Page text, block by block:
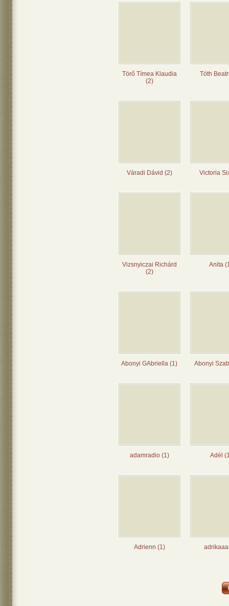
Törő Tímea Klaudia
(2)
Tóth
Váradi Dávid (2) Victoria
Vizsnyiczai Richárd
(2)
Anita
Abonyi GAbriella (1) Abonyi
adamradio (1) Adél
Adrienn (1)